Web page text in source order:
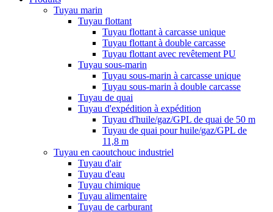
Tuyau marin
Tuyau flottant
Tuyau flottant à carcasse unique
Tuyau flottant à double carcasse
Tuyau flottant avec revêtement PU
Tuyau sous-marin
Tuyau sous-marin à carcasse unique
Tuyau sous-marin à double carcasse
Tuyau de quai
Tuyau d'expédition à expédition
Tuyau d'huile/gaz/GPL de quai de 50 m
Tuyau de quai pour huile/gaz/GPL de
11,8 m
Tuyau en caoutchouc industriel
Tuyau d'air
Tuyau d'eau
Tuyau chimique
Tuyau alimentaire
Tuyau de carburant